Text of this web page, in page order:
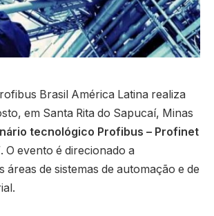
Brasil América Latina realiza
em Santa Rita do Sapucaí, Minas
tecnológico Profibus – Profinet
. O evento é direcionado a
áreas de sistemas de automação e de